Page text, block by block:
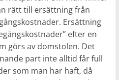
rätt till ersättning från
Ersättning
efter en
görs av domstolen. Det
part inte alltid får full
som man har haft, då